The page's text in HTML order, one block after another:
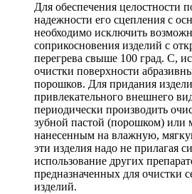
Для обеспечения целостности
надежности его сцепления с
необходимо исключить
соприкосновения изделий с
перегрева свыше 100 град. С,
очистки поверхности
порошков. Для придания
привлекательного внешнего
периодически производить
зубной пастой (порошком) или
нанесенным на влажную,
эти изделия надо не прилагая
использование других
предназначенных для очистки
изделий.